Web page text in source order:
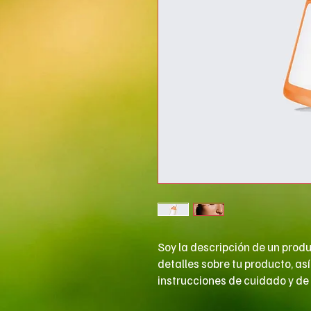
Soy la descripción de un
detalles sobre tu producto,
instrucciones de cuidado y